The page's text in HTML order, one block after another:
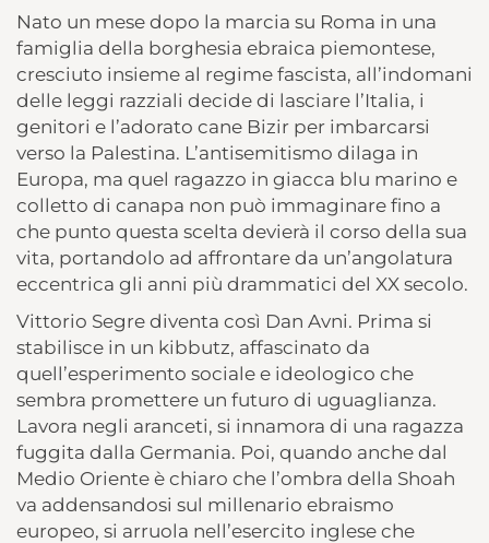
Nato un mese dopo la marcia su Roma in una
famiglia della borghesia ebraica piemontese,
cresciuto insieme al regime fascista, all’indomani
delle leggi razziali decide di lasciare l’Italia, i
genitori e l’adorato cane Bizir per imbarcarsi
verso la Palestina. L’antisemitismo dilaga in
Europa, ma quel ragazzo in giacca blu marino e
colletto di canapa non può immaginare fino a
che punto questa scelta devierà il corso della sua
vita, portandolo ad affrontare da un’angolatura
eccentrica gli anni più drammatici del XX secolo.
Vittorio Segre diventa così Dan Avni. Prima si
stabilisce in un kibbutz, affascinato da
quell’esperimento sociale e ideologico che
sembra promettere un futuro di uguaglianza.
Lavora negli aranceti, si innamora di una ragazza
fuggita dalla Germania. Poi, quando anche dal
Medio Oriente è chiaro che l’ombra della Shoah
va addensandosi sul millenario ebraismo
europeo, si arruola nell’esercito inglese che